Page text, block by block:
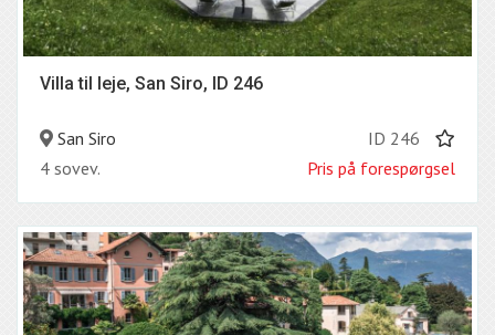
Villa til leje, San Siro, ID 246
San Siro
ID 246
4 sovev.
Pris på forespørgsel